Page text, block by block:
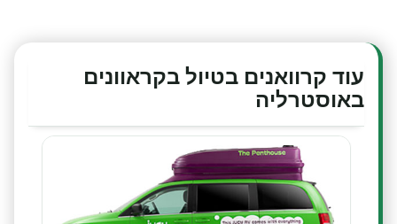
עוד קרוואנים בטיול בקראוונים
באוסטרליה